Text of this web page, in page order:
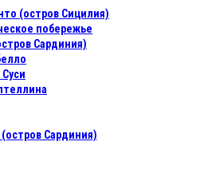
(остров Сицилия)
побережье
Сардиния)
(остров Сардиния)